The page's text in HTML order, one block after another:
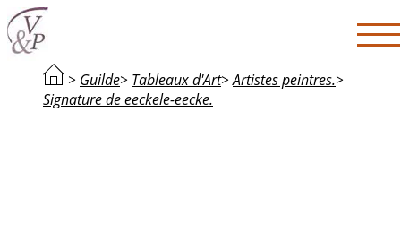
> Guilde> Tableaux d'Art>Artistes peintres.>
Signature de eeckele-eecke.